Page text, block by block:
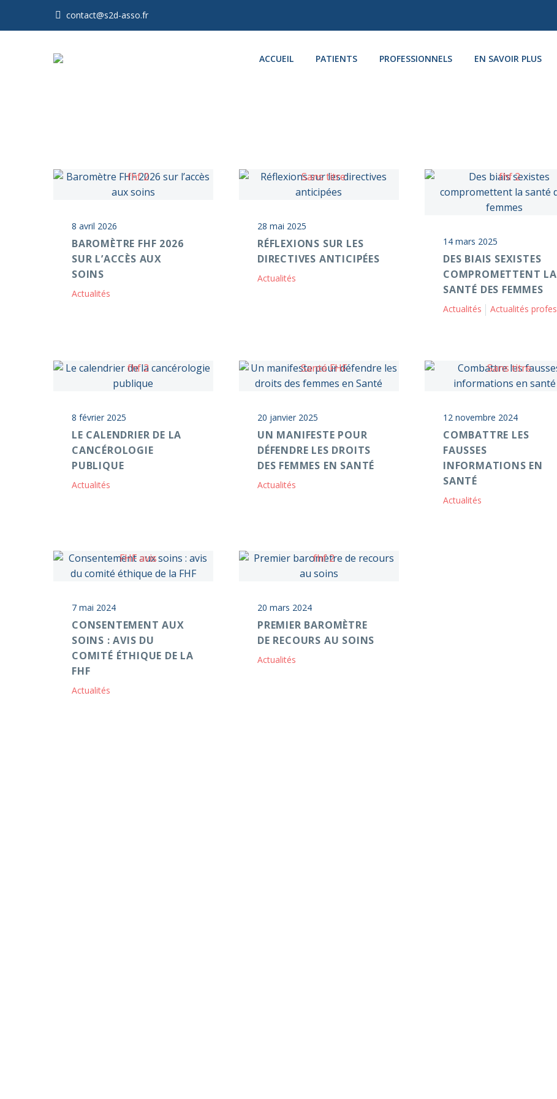
contact@s2d-asso.fr
ACCUEIL PATIENTS PROFESSIONNELS EN SAVOIR PLUS
8 avril 2026
BAROMÈTRE FHF 2026
SUR L’ACCÈS AUX
SOINS
Actualités
28 mai 2025
RÉFLEXIONS SUR LES
DIRECTIVES ANTICIPÉES
Actualités
14 mars 2025
DES BIAIS SEXISTES
COMPROMETTENT LA
SANTÉ DES FEMMES
Actualités Actualités professionnelles
8 février 2025
LE CALENDRIER DE LA
CANCÉROLOGIE
PUBLIQUE
Actualités
20 janvier 2025
UN MANIFESTE POUR
DÉFENDRE LES DROITS
DES FEMMES EN SANTÉ
Actualités
12 novembre 2024
COMBATTRE LES
FAUSSES
INFORMATIONS EN
SANTÉ
Actualités
7 mai 2024
CONSENTEMENT AUX
SOINS : AVIS DU
COMITÉ ÉTHIQUE DE LA
FHF
Actualités
20 mars 2024
PREMIER BAROMÈTRE
DE RECOURS AU SOINS
Actualités